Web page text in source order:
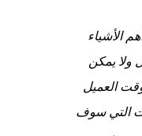
الأشياء
ولا يمكن
العميل
التي سوف